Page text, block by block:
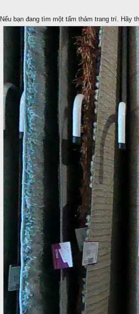
kiếm ý tưởng, đặt hàng, tạo ra những
đẹp nhất được bán trực tiếp với mức giá
đảm thông qua, Showroom tại Quận 7
chính thức của chúng tôi. Thảm Vintage
Mẫu Thảm Vintage Một sản phẩm thảm
chuoj cận cảnh bề mặt và đế thảm 2.
đâu tại TPHCM Nhiệm vụ và trách
nghiêm túc với từng sản phẩm mà
khách hàng Việt Nam. Thảm Đẹp Sài
nhập về kho ...
Nếu bạn đang tìm một tấm thảm trang trí. Hãy